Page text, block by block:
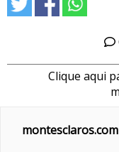
Clique aqui
montesclaros.com